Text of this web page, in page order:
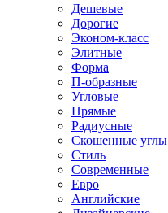
Дешевые
Дорогие
Эконом-класс
Элитные
Форма
П-образные
Угловые
Прямые
Радиусные
Скошенные углы
Стиль
Современные
Евро
Английские